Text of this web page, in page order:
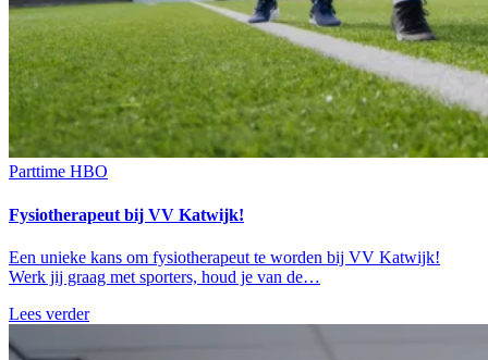
Parttime HBO
Fysiotherapeut bij VV Katwijk!
Een unieke kans om fysiotherapeut te worden bij VV Katwijk!
Werk jij graag met sporters, houd je van de…
Lees verder